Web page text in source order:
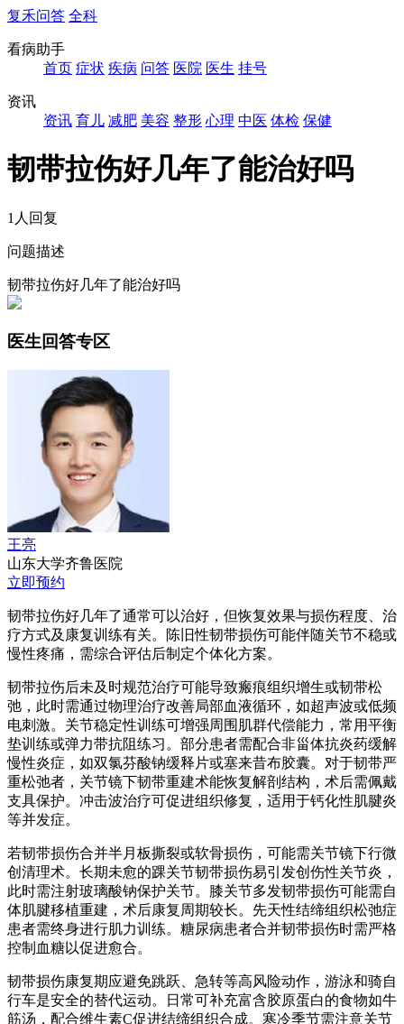
复禾问答 全科
看病助手
首页 症状 疾病 问答 医院 医生 挂号
资讯
资讯 育儿 减肥 美容 整形 心理 中医 体检 保健
韧带拉伤好几年了能治好吗
1人回复
问题描述
韧带拉伤好几年了能治好吗
医生回答专区
王亮
山东大学齐鲁医院
立即预约
韧带拉伤好几年了通常可以治好，但恢复效果与损伤程度、治
疗方式及康复训练有关。陈旧性韧带损伤可能伴随关节不稳或
慢性疼痛，需综合评估后制定个体化方案。
韧带拉伤后未及时规范治疗可能导致瘢痕组织增生或韧带松
弛，此时需通过物理治疗改善局部血液循环，如超声波或低频
电刺激。关节稳定性训练可增强周围肌群代偿能力，常用平衡
垫训练或弹力带抗阻练习。部分患者需配合非甾体抗炎药缓解
慢性炎症，如双氯芬酸钠缓释片或塞来昔布胶囊。对于韧带严
重松弛者，关节镜下韧带重建术能恢复解剖结构，术后需佩戴
支具保护。冲击波治疗可促进组织修复，适用于钙化性肌腱炎
等并发症。
若韧带损伤合并半月板撕裂或软骨损伤，可能需关节镜下行微
创清理术。长期未愈的踝关节韧带损伤易引发创伤性关节炎，
此时需注射玻璃酸钠保护关节。膝关节多发韧带损伤可能需自
体肌腱移植重建，术后康复周期较长。先天性结缔组织松弛症
患者需终身进行肌力训练。糖尿病患者合并韧带损伤时需严格
控制血糖以促进愈合。
韧带损伤康复期应避免跳跃、急转等高风险动作，游泳和骑自
行车是安全的替代运动。日常可补充富含胶原蛋白的食物如牛
筋汤，配合维生素C促进结缔组织合成。寒冷季节需注意关节